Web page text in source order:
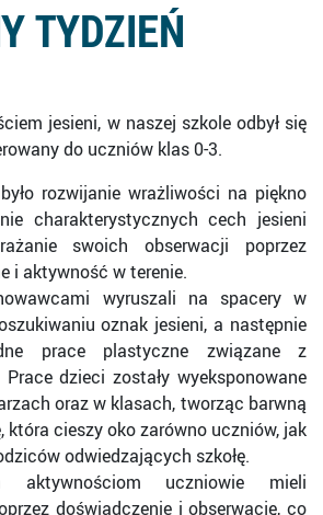
TYDZIEŃ
jesieni, w naszej szkole odbył się
do uczniów klas 0-3.
rozwijanie wrażliwości na piękno
charakterystycznych cech jesieni
swoich obserwacji poprzez
i aktywność w terenie.
wyruszali na spacery w
oznak jesieni, a następnie
prace plastyczne związane z
dzieci zostały wyeksponowane
oraz w klasach, tworząc barwną
która cieszy oko zarówno uczniów, jak
odwiedzających szkołę.
aktywnościom uczniowie mieli
doświadczenie i obserwację, co